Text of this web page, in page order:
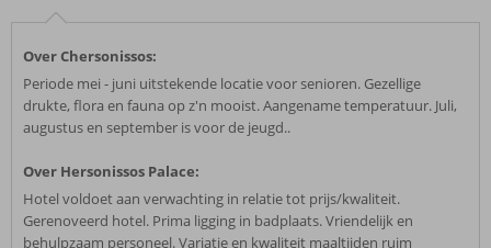
Over Chersonissos:
Periode mei - juni uitstekende locatie voor senioren. Gezellige
drukte, flora en fauna op z'n mooist. Aangename temperatuur. Juli,
augustus en september is voor de jeugd..
Over Hersonissos Palace:
Hotel voldoet aan verwachting in relatie tot prijs/kwaliteit.
Gerenoveerd hotel. Prima ligging in badplaats. Vriendelijk en
behulpzaam personeel. Variatie en kwaliteit maaltijden ruim